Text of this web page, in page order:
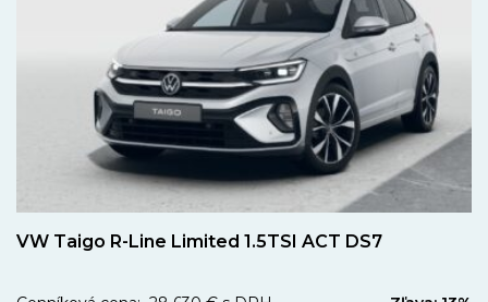
VW Taigo R-Line Limited 1.5TSI ACT DS7